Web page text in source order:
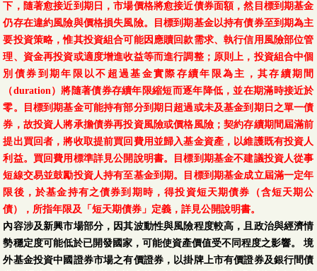
下，隨著愈接近到期日，市場價格將愈接近債券面額，然目標到期基金
仍存在違約風險與價格損失風險。目標到期基金以持有債券至到期為主
要投資策略，惟其投資組合可能因應贖回款需求、執行信用風險部位管
理、資金再投資或適度增進收益等而進行調整；原則上，投資組合中個
別債券到期年限以不超過基金實際存續年限為主，其存續期間
（duration）將隨著債券存續年限縮短而逐年降低，並在期滿時接近於
零。目標到期基金可能持有部分到期日超過或未及基金到期日之單一債
券，故投資人將承擔債券再投資風險或價格風險；契約存續期間屆滿前
提出買回者，將收取提前買回費用並歸入基金資產，以維護既有投資人
利益。買回費用標準詳見公開說明書。目標到期基金不建議投資人從事
短線交易並鼓勵投資人持有至基金到期。目標到期基金成立屆滿一定年
限後，於基金持有之債券到期時，得投資短天期債券（含短天期公
債），所指年限及「短天期債券」定義，詳見公開說明書。
內容涉及新興市場部分，因其波動性與風險程度較高，且政治與經濟情
勢穩定度可能低於已開發國家，可能使資產價值受不同程度之影響。 境
外基金投資中國證券市場之有價證券，以掛牌上市有價證券及銀行間債